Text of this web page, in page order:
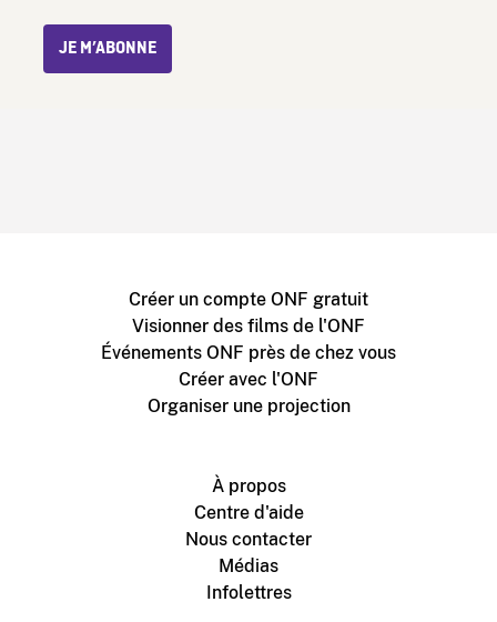
JE M’ABONNE
Créer un compte ONF gratuit
Visionner des films de l'ONF
Événements ONF près de chez vous
Créer avec l'ONF
Organiser une projection
À propos
Centre d'aide
Nous contacter
Médias
Infolettres